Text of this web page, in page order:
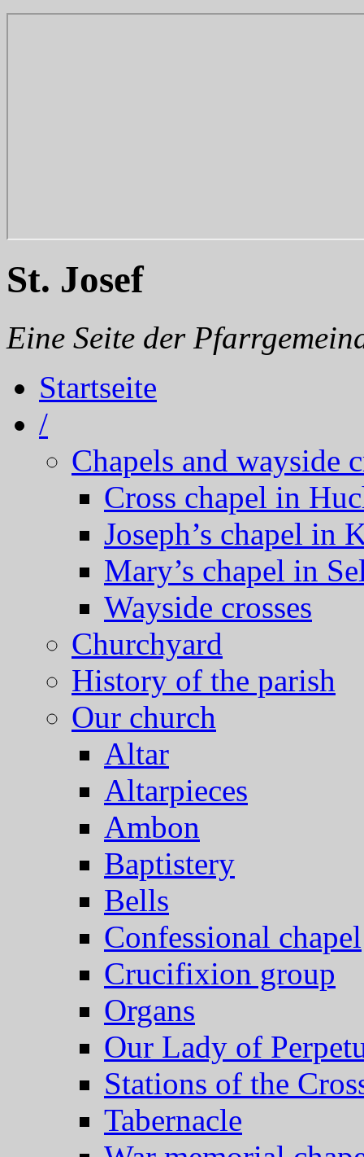
St. Josef
Eine Seite der
Startseite
/
Chapels and wayside
Cross chapel in
Joseph’s chapel in
Mary’s chapel in
Wayside crosses
Churchyard
History of the parish
Our church
Altar
Altarpieces
Ambon
Baptistery
Bells
Confessional chapel
Crucifixion group
Organs
Our Lady of
Stations of the
Tabernacle